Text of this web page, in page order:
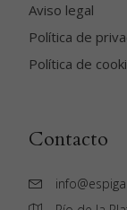
Aviso legal
Política de
Política de
Contacto